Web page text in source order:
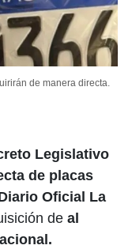
de manera directa.
Legislativo
de placas
Oficial La
de al